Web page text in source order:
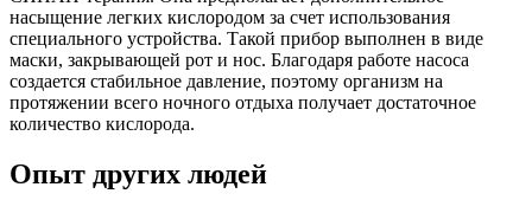
насыщение легких кислородом за счет использования
специального устройства. Такой прибор выполнен в виде
маски, закрывающей рот и нос. Благодаря работе насоса
создается стабильное давление, поэтому организм на
протяжении всего ночного отдыха получает достаточное
количество кислорода.
Опыт других людей